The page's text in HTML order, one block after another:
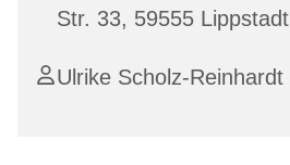
Str. 33, 59555 Lippstadt
Ulrike Scholz-Reinhardt